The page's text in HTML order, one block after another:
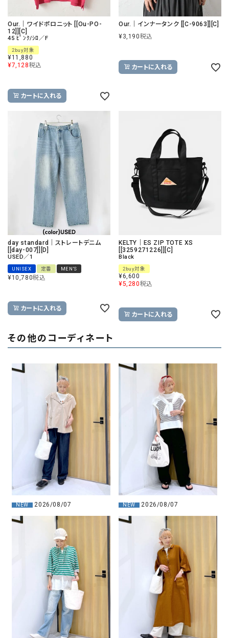
Our.｜ワイドポロニット [[Ou-PO-
12]][C]
45 ﾋﾟﾝｸ/ｼﾛ／F
2buy対象
¥11,880
¥7,128税込
カートに入れる
Our.｜インナータンク [[C-9063]][C]
¥3,190税込
カートに入れる
day standard｜ストレートデニム
[[day-007]][D]
USED／1
UNISEX 定番 MEN'S
¥10,780税込
カートに入れる
KELTY｜ES ZIP TOTE XS
[[3259271226]][C]
Black
2buy対象
¥6,600
¥5,280税込
カートに入れる
その他のコーディネート
NEW 2026/08/07 NEW 2026/08/07